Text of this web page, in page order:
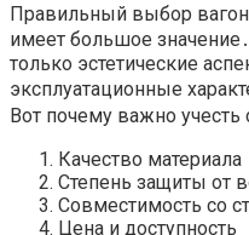
Правильный выбор
имеет большое
только эстетические
эксплуатационные
Вот почему важно
Качество материала
Степень защиты от
Совместимость со
Цена и доступность